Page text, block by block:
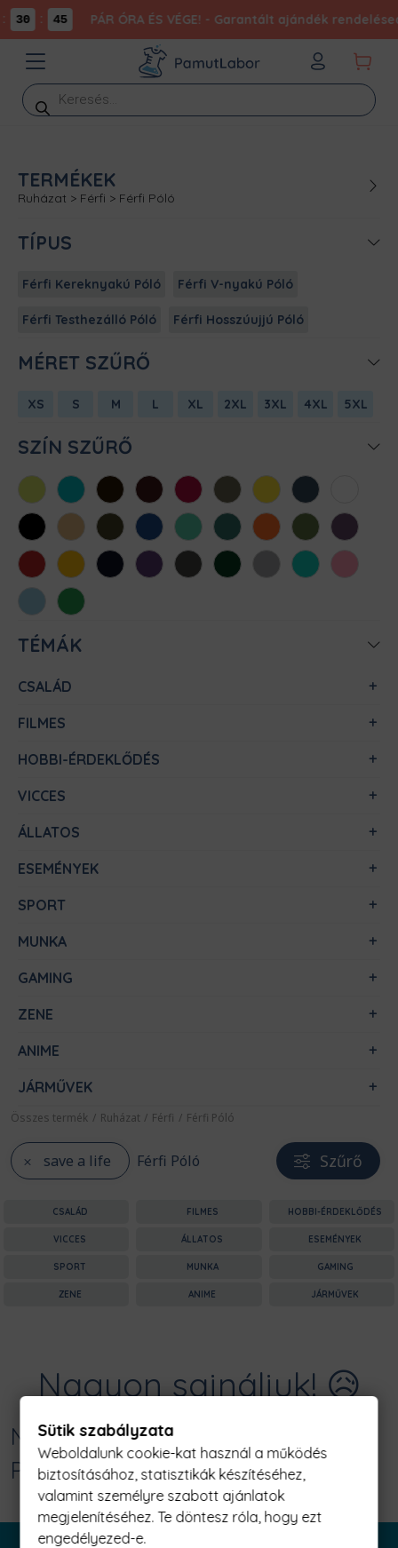
30 45 PÁR ÓRA ÉS VÉGE! - Garantált ajándék
Products
search
TERMÉKEK
Ruházat > Férfi > Férfi Póló
TÍPUS
Férfi Kereknyakú Póló Férfi V-nyakú Póló
Férfi Testhezálló Póló Férfi Hosszúujjú Póló
MÉRET SZŰRŐ
XS S M L XL 2XL 3XL 4XL 5XL
SZÍN SZŰRŐ
AlmazöldAtollkékBarnaBordóChili Cink Citromsárga
Denim
FeketeHomokKhaki KirálykékMentaMéregzöld
NarancsOliva Padlizsán
Piros SárgaSötétkékSötétlilaSötétszürke
SötétzöldSportszürke
Türkiz
Világos
rózsaszín
Világoskék
Zöld
TÉMÁK
CSALÁD
FILMES
HOBBI-ÉRDEKLŐDÉS
VICCES
ÁLLATOS
ESEMÉNYEK
SPORT
MUNKA
GAMING
ZENE
ANIME
JÁRMŰVEK
Összes termék / Ruházat / Férfi / Férfi Póló
save a life Férfi Póló Szűrő
CSALÁD FILMES HOBBI-ÉRDEKLŐDÉS
VICCES ÁLLATOS ESEMÉNYEK
SPORT MUNKA GAMING
ZENE ANIME JÁRMŰVEK
Nagyon sajnáljuk! 😥
Nincs találat erre: "save a life Férfi
Póló"
Sütik szabályzata
Weboldalunk cookie-kat használ a működés
biztosításához, statisztikák készítéséhez,
valamint személyre szabott ajánlatok
megjelenítéséhez. Te döntesz róla, hogy ezt
engedélyezed-e.